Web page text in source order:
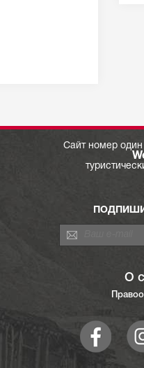
Сайт номер один
О